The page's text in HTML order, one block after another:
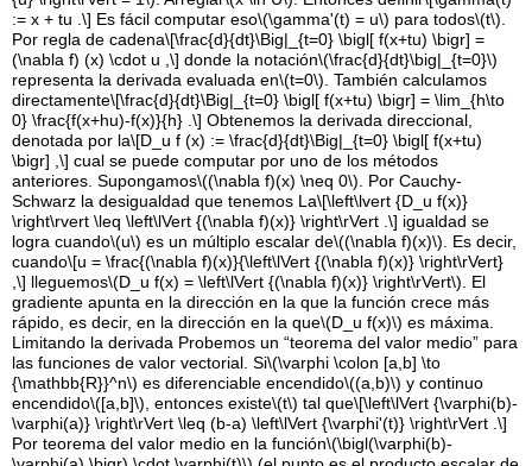
:= x + tu .\] Es fácil computar eso\(\gamma'(t) = u\) para todos\(t\)
Por regla de cadena\[\frac{d}{dt}\Big|_{t=0} \bigl[ f(x+tu) \bigr] =
(\nabla f) (x) \cdot u ,\] donde la notación\(\frac{d}{dt}\big|_{t=0}\)
representa la derivada evaluada en\(t=0\) . También calculamos
directamente\[\frac{d}{dt}\Big|_{t=0} \bigl[ f(x+tu) \bigr] = \lim_{h\to
0} \frac{f(x+hu)-f(x)}{h} .\] Obtenemos la derivada direccional,
denotada por la\[D_u f (x) := \frac{d}{dt}\Big|_{t=0} \bigl[ f(x+tu)
\bigr] ,\] cual se puede computar por uno de los métodos
anteriores. Supongamos\((\nabla f)(x) \neq 0\) . Por Cauchy-
Schwarz la desigualdad que tenemos La\[\left\lvert {D_u f(x)}
\right\rvert \leq \left\lVert {(\nabla f)(x)} \right\rVert .\] igualdad se
logra cuando\(u\) es un múltiplo escalar de\((\nabla f)(x)\) . Es decir,
cuando\[u = \frac{(\nabla f)(x)}{\left\lVert {(\nabla f)(x)} \right\rVert}
,\] lleguemos\(D_u f(x) = \left\lVert {(\nabla f)(x)} \right\rVert\) . El
gradiente apunta en la dirección en la que la función crece más
rápido, es decir, en la dirección en la que\(D_u f(x)\) es máxima.
Limitando la derivada Probemos un “teorema del valor medio” para
las funciones de valor vectorial. Si\(\varphi \colon [a,b] \to
{\mathbb{R}}^n\) es diferenciable encendido\((a,b)\) y continuo
encendido\([a,b]\) , entonces existe\(t\) tal que\[\left\lVert {\varphi(b)-
\varphi(a)} \right\rVert \leq (b-a) \left\lVert {\varphi'(t)} \right\rVert .\]
Por teorema del valor medio en la función\(\bigl(\varphi(b)-